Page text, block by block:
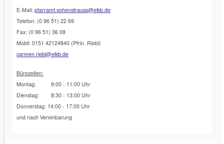
E-Mail: pfarramt.vohenstrauss@elkb.de
Telefon: (0 96 51) 22 69
Fax: (0 96 51) 36 08
Mobil: 0151 42124840 (Pfrin. Riebl)
carmen.riebl@elkb.de
Bürozeiten:
Montag: 9:00 - 11:00 Uhr
Dienstag: 8:30 - 13:00 Uhr
Donnerstag: 14:00 - 17:00 Uhr
und nach Vereinbarung